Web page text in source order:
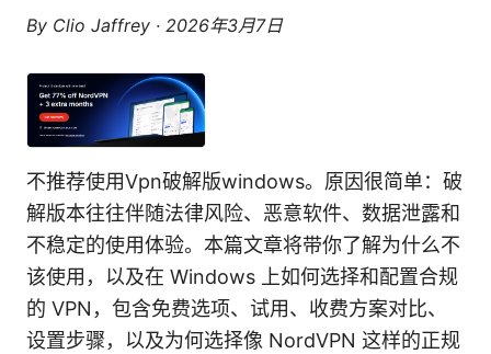
By Clio Jaffrey · 2026年3月7日
不推荐使用Vpn破解版windows。原因很简单：破
解版本往往伴随法律风险、恶意软件、数据泄露和
不稳定的使用体验。本篇文章将带你了解为什么不
该使用，以及在 Windows 上如何选择和配置合规
的 VPN，包含免费选项、试用、收费方案对比、
设置步骤，以及为何选择像 NordVPN 这样的正规